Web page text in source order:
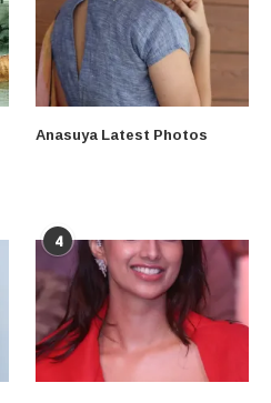
Anasuya Latest Photos
4